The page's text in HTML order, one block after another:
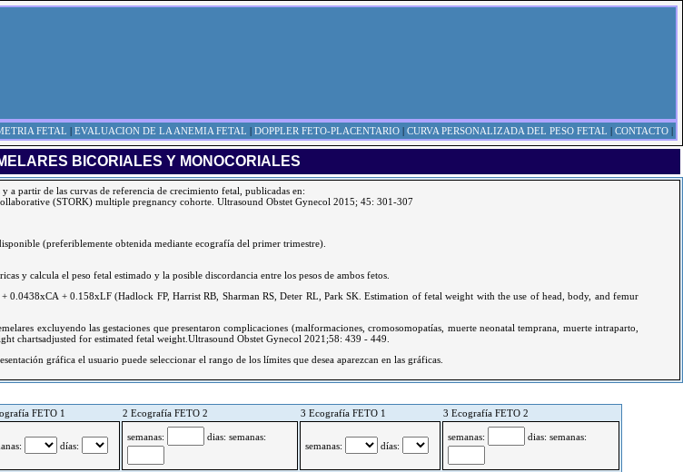
FETAL | EVALUACION DE LA ANEMIA FETAL | DOPPLER FETO-PLACENTARIO | CURVA PERSONALIZADA DEL PESO FETAL | CONTACTO |
BICORIALES Y MONOCORIALES
a partir de las curvas de referencia de crecimiento fetal, publicadas en:
(STORK) multiple pregnancy cohorte. Ultrasound Obstet Gynecol 2015; 45: 301-307
(preferiblemente obtenida mediante ecografía del primer trimestre).
y calcula el peso fetal estimado y la posible discordancia entre los pesos de ambos fetos.
+ 0.158xLF (Hadlock FP, Harrist RB, Sharman RS, Deter RL, Park SK. Estimation of fetal weight with the use of head, body, and femur
excluyendo las gestaciones que presentaron complicaciones (malformaciones, cromosomopatías, muerte neonatal temprana, muerte intraparto,
chartsadjusted for estimated fetal weight.Ultrasound Obstet Gynecol 2021;58: 439 - 449.
gráfica el usuario puede seleccionar el rango de los límites que desea aparezcan en las gráficas.
FETO 1 2 Ecografía FETO 2 3 Ecografía FETO 1 3 Ecografía FETO 2
días:
semanas:
dias: semanas:
semanas:
días:
semanas: dias: semanas: